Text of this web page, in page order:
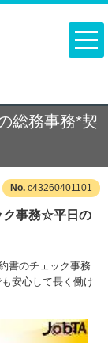
総務事務*契
c43260401101
ク事務☆平日の
書のチェック事務
安心して長く働け